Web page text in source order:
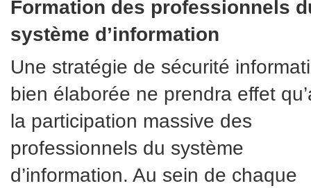
Formation des professionnels
système d’information
Une stratégie de sécurité
bien élaborée ne prendra effet
la participation massive des
professionnels du système
d’information. Au sein de chaque